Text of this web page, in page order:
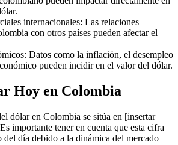
internacionales: Las relaciones
con otros países pueden afectar el
Datos como la inflación, el desempleo
pueden incidir en el valor del dólar.
Hoy en Colombia
dólar en Colombia se sitúa en [insertar
importante tener en cuenta que esta cifra
del día debido a la dinámica del mercado